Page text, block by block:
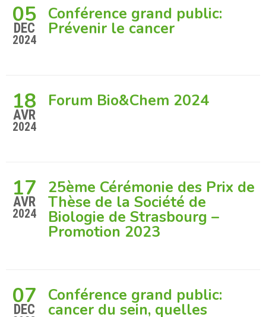
05
DEC
2024
Conférence grand public:
Prévenir le cancer
18
AVR
2024
Forum Bio&Chem 2024
17
AVR
2024
25ème Cérémonie des Prix de
Thèse de la Société de
Biologie de Strasbourg –
Promotion 2023
07
DEC
Conférence grand public:
cancer du sein, quelles